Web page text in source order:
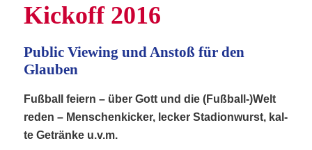
Kick­off 2016
Public Vie­w­ing und Anstoß für den
Glauben
Fuß­ball fei­ern – über Gott und die (Fußball-)Welt
reden – Men­schen­ki­cker, lecker Sta­di­on­wurst, kal­
te Geträn­ke u.v.m.